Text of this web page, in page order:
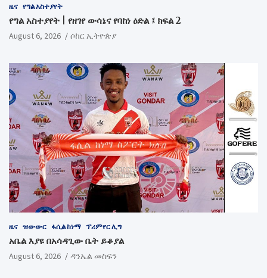
ዜና የግል አስተያየት
የግል አስተያየት | የዘገየ ውሳኔና የባከነ ዕድል ፤ ክፍል 2
August 6, 2026 ሶከር ኢትዮጵያ
ዜና ዝውውር ፋሲል ከነማ ፕሪምየር ሊግ
አቤል እያዩ በአሳዳጊው ቤት ይቆያል
August 6, 2026 ዳንኤል መስፍን